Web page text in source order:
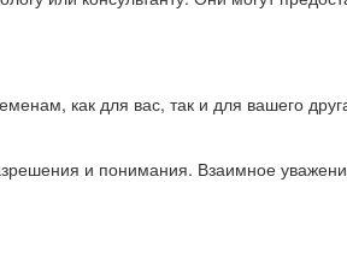
как для вас, так и для вашего
и понимания. Взаимное